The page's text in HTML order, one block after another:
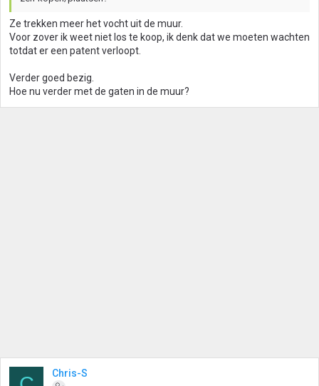
Ze trekken meer het vocht uit de muur.
Voor zover ik weet niet los te koop, ik denk dat we moeten wachten
totdat er een patent verloopt.
Verder goed bezig.
Hoe nu verder met de gaten in de muur?
Chris-S